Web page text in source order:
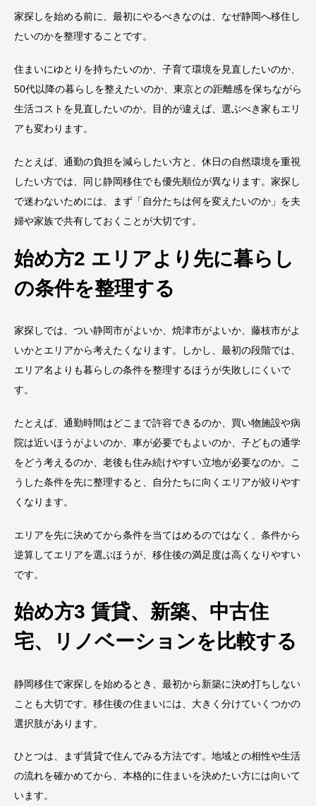
家探しを始める前に、最初にやるべきなのは、なぜ静岡へ移住し
たいのかを整理することです。
住まいにゆとりを持ちたいのか、子育て環境を見直したいのか、
50代以降の暮らしを整えたいのか、東京との距離感を保ちながら
生活コストを見直したいのか。目的が違えば、選ぶべき家もエリ
アも変わります。
たとえば、通勤の負担を減らしたい方と、休日の自然環境を重視
したい方では、同じ静岡移住でも優先順位が異なります。家探し
で迷わないためには、まず「自分たちは何を変えたいのか」を夫
婦や家族で共有しておくことが大切です。
始め方2 エリアより先に暮らし
の条件を整理する
家探しでは、つい静岡市がよいか、焼津市がよいか、藤枝市がよ
いかとエリアから考えたくなります。しかし、最初の段階では、
エリア名よりも暮らしの条件を整理するほうが失敗しにくいで
す。
たとえば、通勤時間はどこまで許容できるのか、買い物施設や病
院は近いほうがよいのか、車が必要でもよいのか、子どもの通学
をどう考えるのか、老後も住み続けやすい立地が必要なのか。こ
うした条件を先に整理すると、自分たちに向くエリアが絞りやす
くなります。
エリアを先に決めてから条件を当てはめるのではなく、条件から
逆算してエリアを選ぶほうが、移住後の満足度は高くなりやすい
です。
始め方3 賃貸、新築、中古住
宅、リノベーションを比較する
静岡移住で家探しを始めるとき、最初から新築に決め打ちしない
ことも大切です。移住後の住まいには、大きく分けていくつかの
選択肢があります。
ひとつは、まず賃貸で住んでみる方法です。地域との相性や生活
の流れを確かめてから、本格的に住まいを決めたい方には向いて
います。